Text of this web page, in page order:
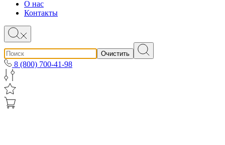
О нас
Контакты
Очистить
8 (800) 700-41-98